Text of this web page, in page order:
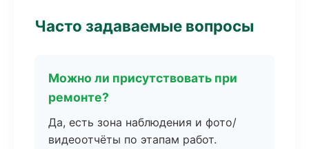
Часто задаваемые вопросы
Можно ли присутствовать при
ремонте?
Да, есть зона наблюдения и фото/
видеоотчёты по этапам работ.